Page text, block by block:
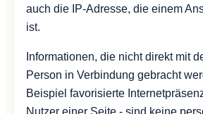
auch die IP-Adresse, die einem
ist.
Informationen, die nicht direkt mit
Person in Verbindung gebracht
Beispiel favorisierte
Nutzer einer Seite - sind keine